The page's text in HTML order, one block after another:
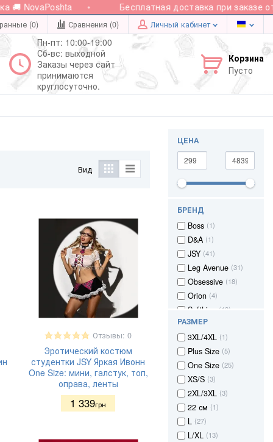
Бесплатная доставка при заказе от
(0) Сравнения (0) Личный кабинет
Пн-пт: 10:00-19:00
Сб-вс: выходной
Заказы через сайт
принимаются
круглосуточно.
Корзина
Пусто
ЦЕНА
БРЕНД
Boss (1)
D&A (1)
JSY (41)
Leg Avenue (31)
Obsessive (18)
Orion (4)
SoftLine (13)
РАЗМЕР
3XL/4XL (1)
Plus Size (5)
One Size (25)
XS/S (3)
2XL/3XL (3)
22 см (1)
L (27)
L/XL (13)
Вид
Отзывы: 0
Эротический костюм
студентки JSY Яркая Ивонн
One Size: мини, галстук, топ,
оправа, ленты
1 339грн